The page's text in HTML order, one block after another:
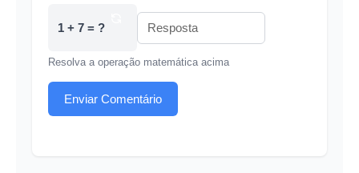
1 + 7 = ?
Resolva a operação matemática acima
Enviar Comentário